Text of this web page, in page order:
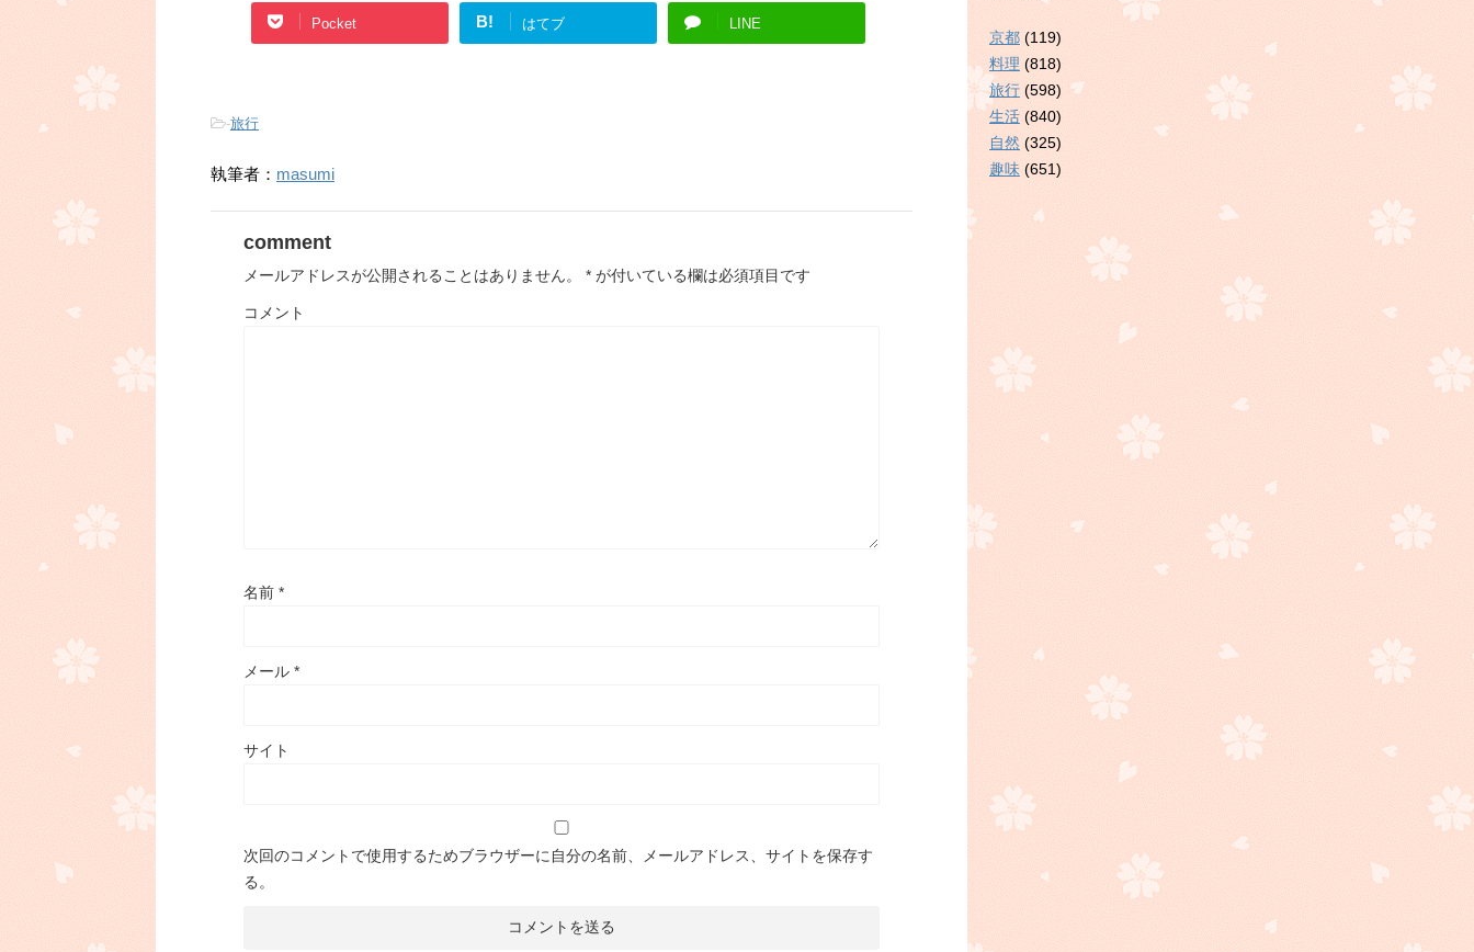
Pocket B! はてブ LINE
-旅行
執筆者： masumi
comment
メールアドレスが公開されることはありません。 * が付いている欄は必須項目です
コメント
名前 *
メール *
サイト
次回のコメントで使用するためブラウザーに自分の名前、メールアドレス、サイトを保存す
る。
京都 (119)
料理 (818)
旅行 (598)
生活 (840)
自然 (325)
趣味 (651)